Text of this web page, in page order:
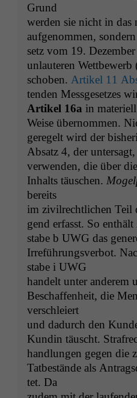
Grund
wer­den sie nicht in das
aufgenom­men,
setz vom 19.
unlauteren Wet­tbe­werb
schoben. Artikel 11
tenden Mess­ge­set­zes
Artikel 16a in
Weise über­nom­men.
geregelt wird der
Absatz 4, der
ver­wen­den, die über
Inhalts täuschen.
bereits
im zivil­rechtlichen Teil
gend erfasst. So
stabe b UWG das
Irreführungsver­bot.
stabe i UWG
han­delt unter anderem
Beschaf­fen­heit, die
verschleiert
und dadurch den
Kundin täuscht.
hand­lun­gen gegen die
Tatbestände als
tet. Da